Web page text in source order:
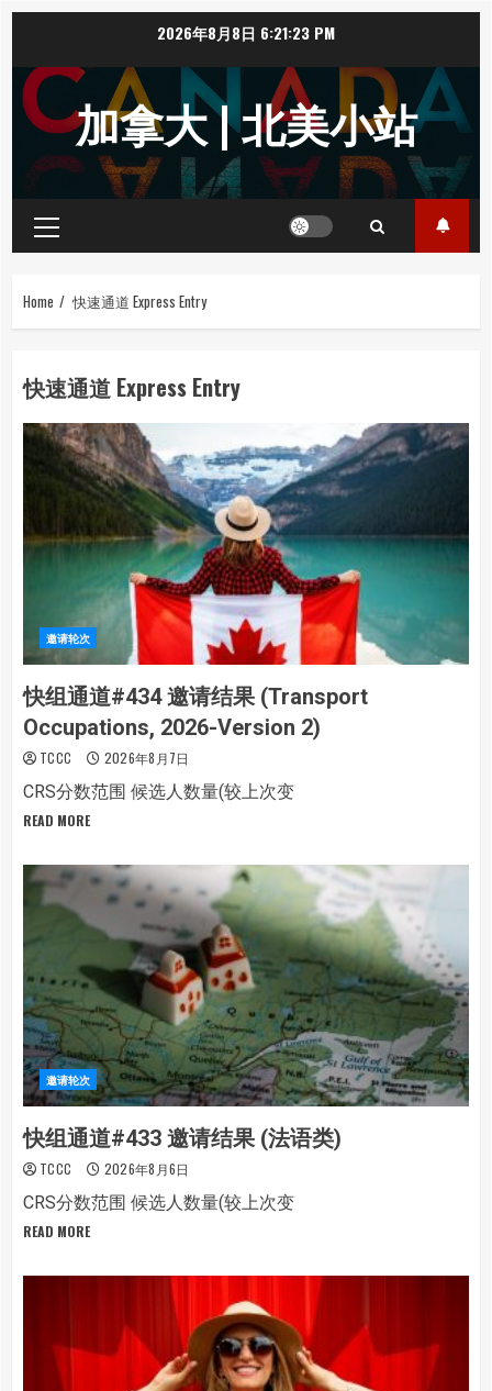
content
2026年8月8日 6:21:24 PM
加拿大 | 北美小站
Primary
Menu
Home 快速通道 Express Entry
快速通道 Express Entry
邀请轮次
快组通道#434 邀请结果 (Transport
Occupations, 2026-Version 2)
TCCC 2026年8月7日
CRS分数范围 候选人数量(较上次变
READ MORE
邀请轮次
快组通道#433 邀请结果 (法语类)
TCCC 2026年8月6日
CRS分数范围 候选人数量(较上次变
READ MORE